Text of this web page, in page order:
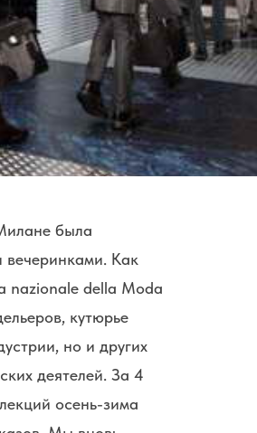
была
вечеринками. Как
nazionale della Moda
кутюрье
но и других
деятелей. За 4
осень-зима